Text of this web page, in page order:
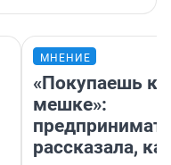
МНЕНИЕ
«Покупаешь
мешке»:
рассказала,